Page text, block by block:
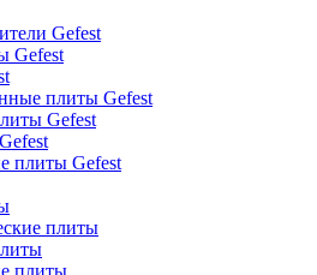
Gefest
Gefest
плиты Gefest
Gefest
плиты Gefest
плиты
плиты